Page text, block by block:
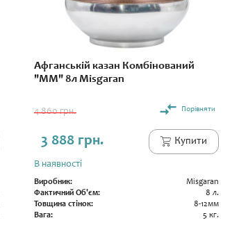
Афганській казан Комбінований
"ММ" 8л Misgaran
4 860 грн. Порівняти
3 888 грн. Купити
В наявності
Виробник:
Misgaran
Фактичний Об'єм:
8 л.
Товщина стінок:
8-12мм
Вага:
5 кг.